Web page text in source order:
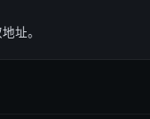
址。